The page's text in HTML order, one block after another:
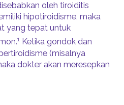
oleh tiroiditis
hipotiroidisme, maka
yang tepat untuk
1 Ketika gondok dan
(misalnya
dokter akan meresepkan